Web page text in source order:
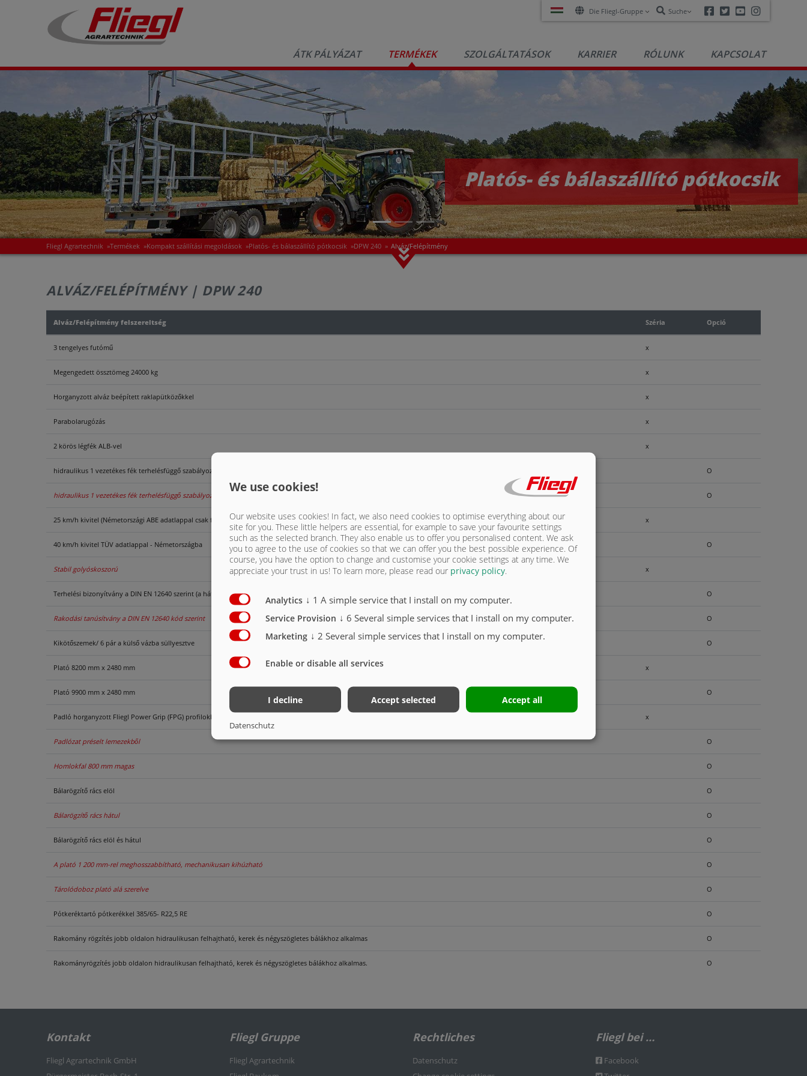
Die Fliegl-Gruppe Suche Facebook
TwitterYoutube
ÁTK PÁLYÁZAT TERMÉKEK SZOLGÁLTATÁSOK KARRIER RÓLUNK KAPCSOLAT
Platós- és bálaszállító pótkocsik
Fliegl Agrartechnik »Termékek »Kompakt szállítási megoldások »Platós- és bálaszállító pótkocsik »DPW 240 » Alváz/Felépítmény
ALVÁZ/FELÉPÍTMÉNY | DPW 240
Alváz/Felépítmény felszereltség Széria Opció
3 tengelyes futómű x
Megengedett össztömeg 24000 kg x
Horganyzott alváz beépített raklapütközőkkel x
Parabolarugózás x
2 körös légfék ALB-vel x
hidraulikus 1 vezetékes fék terhelésfüggő szabályozó szelep és lapos tömítő hüvely nélkül, csak exportra O
hidraulikus 1 vezetékes fék terhelésfüggő szabályozó szeleppel és lapos tömítő hüvellyel, csak exportra O
25 km/h kivitel (Németországi ABE adatlappal csak felépítménnyel lehetséges) x
40 km/h kivitel TÜV adatlappal - Németországba O
Stabil golyóskoszorú x
Terhelési bizonyítvány a DIN EN 12640 szerint (a hátsó furatokhoz) O
Rakodási tanúsítvány a DIN EN 12640 kód szerint O
Kikötőszemek/ 6 pár a külső vázba süllyesztve O
Plató 8200 mm x 2480 mm x
Plató 9900 mm x 2480 mm O
Padló horganyzott Fliegl Power Grip (FPG) profilokból x
Padlózat préselt lemezekből O
Homlokfal 800 mm magas O
Bálarögzítő rács elöl O
Bálarögzítő rács hátul O
Bálarögzítő rács elöl és hátul O
A plató 1 200 mm-rel meghosszabbítható, mechanikusan kihúzható O
Tárolódoboz plató alá szerelve O
Pótkeréktartó pótkerékkel 385/65- R22,5 RE O
Rakomány rögzítés jobb oldalon hidraulikusan felhajtható, kerek és négyszögletes bálákhoz alkalmas O
Rakományrögzítés jobb oldalon hidraulikusan felhajtható, kerek és négyszögletes bálákhoz alkalmas. O
Kontakt
Fliegl Agrartechnik GmbH
Fliegl Gruppe
Fliegl Agrartechnik
Rechtliches
Datenschutz
Fliegl bei …
Facebook
We use cookies!
Our website uses cookies! In fact, we also need cookies to optimise everything about our
site for you. These little helpers are essential, for example to save your favourite settings
such as the selected branch. They also enable us to offer you personalised content. We ask
you to agree to the use of cookies so that we can offer you the best possible experience. Of
course, you have the option to change and customise your cookie settings at any time. We
appreciate your trust in us! To learn more, please read our privacy policy.
Analytics ↓ 1 A simple service that I install on my computer.
Service Provision ↓ 6 Several simple services that I install on my computer.
Marketing ↓ 2 Several simple services that I install on my computer.
Enable or disable all services
I decline Accept selected Accept all
Datenschutz